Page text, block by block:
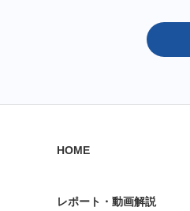
HOME
レポート・動画解説